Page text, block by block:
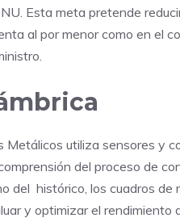
Esta meta pretende
al por menor como en el
utiliza sensores y
del proceso de
del histórico, los cuadros de
y optimizar el rendimiento